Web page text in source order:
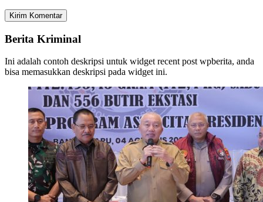
Berita Kriminal
Ini adalah contoh deskripsi untuk widget recent post wpberita, anda
bisa memasukkan deskripsi pada widget ini.